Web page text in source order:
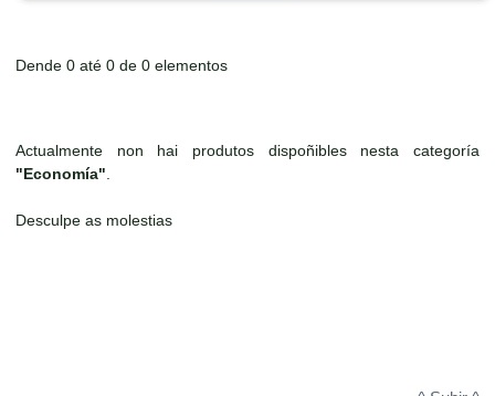
Dende 0 até 0 de 0 elementos
Actualmente non hai produtos dispoñibles nesta categoría
"Economía"
Desculpe as molestias